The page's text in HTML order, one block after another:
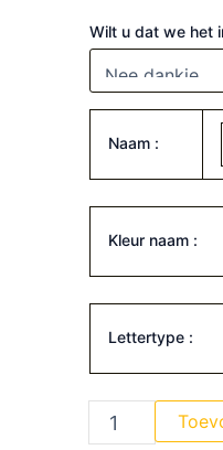
Wilt u dat we het
Naam :
Kleur naam :
Lettertype :